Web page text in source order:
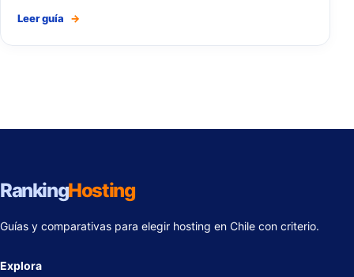
Leer guía →
RankingHosting
Guías y comparativas para elegir hosting en Chile con criterio.
Explora